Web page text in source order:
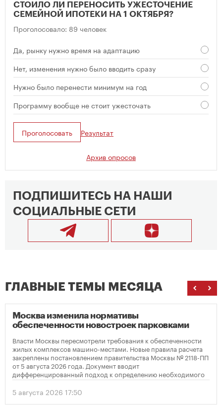
СТОИЛО ЛИ ПЕРЕНОСИТЬ УЖЕСТОЧЕНИЕ
СЕМЕЙНОЙ ИПОТЕКИ НА 1 ОКТЯБРЯ?
Проголосовало: 89 человек
Да, рынку нужно время на адаптацию
Нет, изменения нужно было вводить сразу
Нужно было перенести минимум на год
Программу вообще не стоит ужесточать
Проголосовать Результат
Архив опросов
ПОДПИШИТЕСЬ НА НАШИ
СОЦИАЛЬНЫЕ СЕТИ
ГЛАВНЫЕ ТЕМЫ МЕСЯЦА
Москва изменила нормативы
обеспеченности новостроек парковками
Власти Москвы пересмотрели требования к обеспеченности
жилых комплексов машино-местами. Новые правила расчета
закреплены постановлением правительства Москвы № 2118-ПП
от 5 августа 2026 года. Документ вводит
дифференцированный подход к определению необходимого
количества парковок в зависимости от площади квартир и
устанавливает переходный период для уже согласованных
проектов.
5 августа 2026 17:50